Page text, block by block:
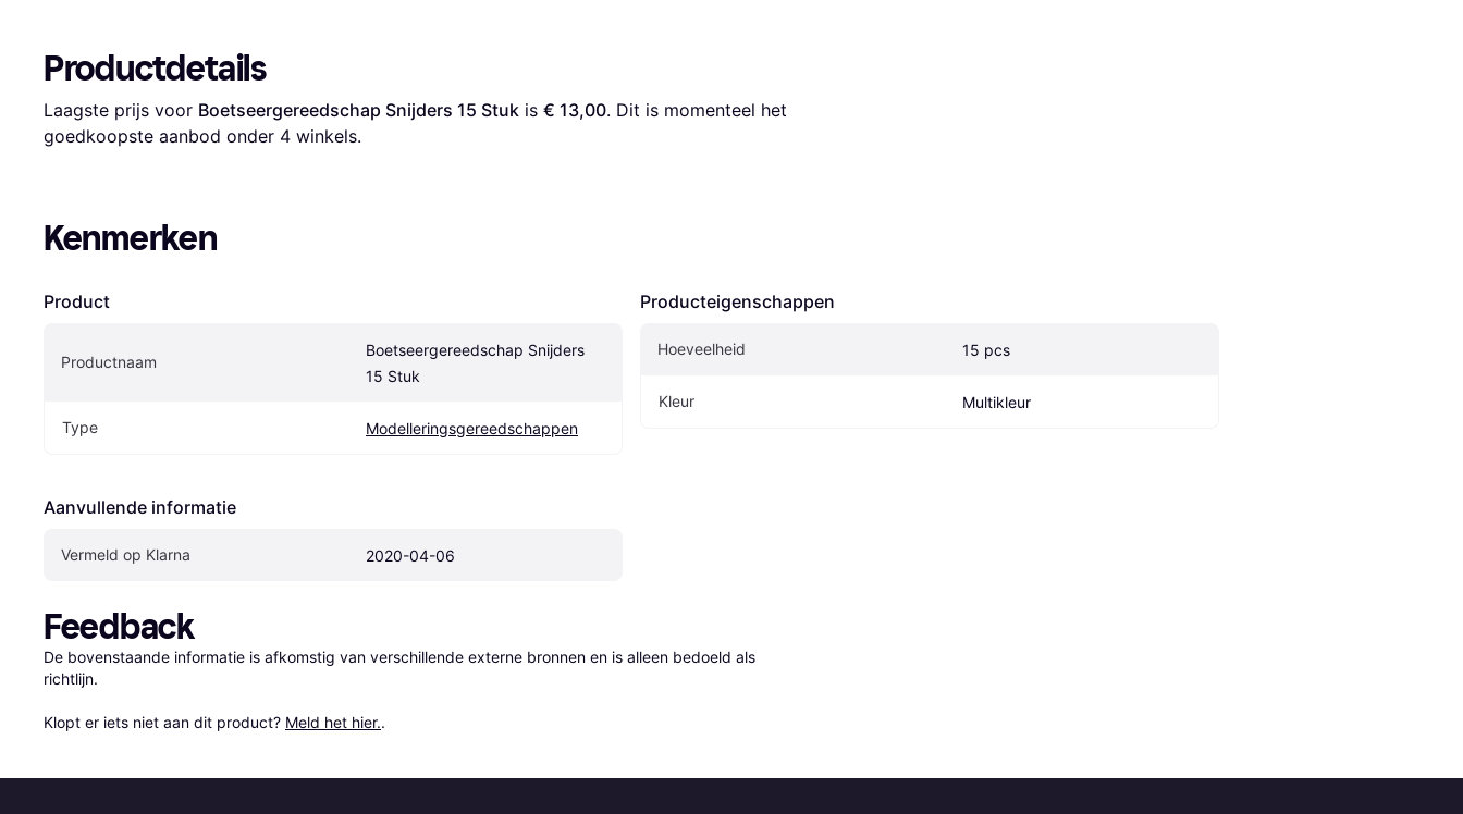
Productdetails
Laagste prijs voor Boetseergereedschap Snijders 15 Stuk is € 13,00. Dit is momenteel het
goedkoopste aanbod onder 4 winkels.
Kenmerken
Product
Productnaam
Boetseergereedschap Snijders
15 Stuk
Type Modelleringsgereedschappen
Aanvullende informatie
Vermeld op Klarna 2020-04-06
Producteigenschappen
Hoeveelheid 15 pcs
Kleur Multikleur
Feedback
De bovenstaande informatie is afkomstig van verschillende externe bronnen en is alleen bedoeld als
richtlijn.
Klopt er iets niet aan dit product? Meld het hier..